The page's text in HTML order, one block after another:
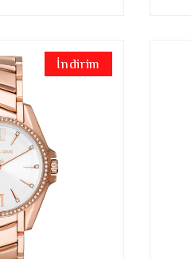
İndirim